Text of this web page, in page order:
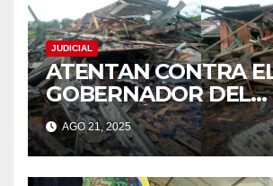
JUDICIAL
ATENTAN CONTRA
GOBERNADOR DEL
CAQUETÁ Y SU
ESPOSADisidencias
FARC amenazan con
AGO 21, 2025